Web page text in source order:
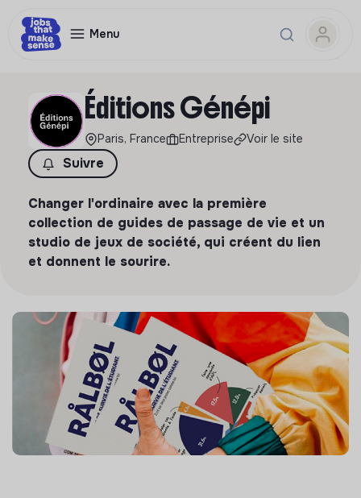
Menu
Éditions Génépi
Paris, France Entreprise Voir le site
Suivre
Changer l'ordinaire avec la première
collection de guides de passage de vie et un
studio de jeux de société, qui créent du lien
et donnent le sourire.